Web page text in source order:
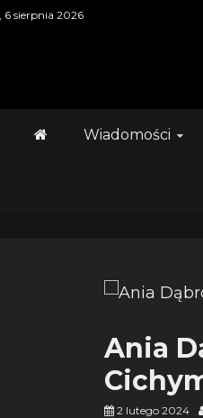
6 sierpnia 2026
Wiadomości
Ania
2 lutego 2024